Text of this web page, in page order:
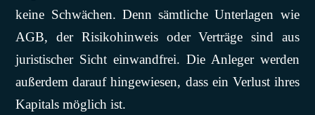
keine Schwächen. Denn sämtliche Unterlagen wie
AGB, der Risikohinweis oder Verträge sind aus
juristischer Sicht einwandfrei. Die Anleger werden
außerdem darauf hingewiesen, dass ein Verlust ihres
Kapitals möglich ist.